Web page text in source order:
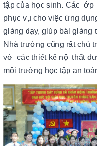
tập của học sinh. Các
phục vụ cho việc ứng
giảng dạy, giúp bài giảng
Nhà trường cũng rất chú
với các thiết kế nội thất
môi trường học tập an